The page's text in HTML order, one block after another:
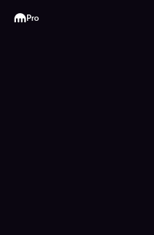
Kraken
Pro